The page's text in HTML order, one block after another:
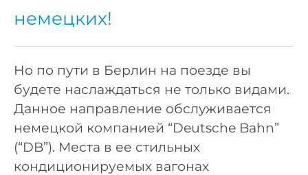
немецких!
Но по пути в Берлин на поезде вы
будете наслаждаться не только видами.
Данное направление обслуживается
немецкой компанией “Deutsche Bahn”
(“DB”). Места в ее стильных
кондиционируемых вагонах